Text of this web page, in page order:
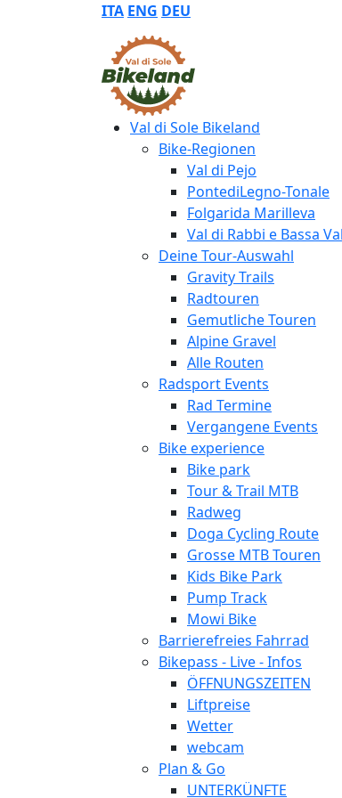
ITA ENG DEU
Val di Sole Bikeland
Bike-Regionen
Val di Pejo
PontediLegno-Tonale
Folgarida Marilleva
Val di Rabbi e Bassa
Deine Tour-Auswahl
Gravity Trails
Radtouren
Gemutliche Touren
Alpine Gravel
Alle Routen
Radsport Events
Rad Termine
Vergangene Events
Bike experience
Bike park
Tour & Trail MTB
Radweg
Doga Cycling Route
Grosse MTB Touren
Kids Bike Park
Pump Track
Mowi Bike
Barrierefreies Fahrrad
Bikepass - Live - Infos
ÖFFNUNGSZEITEN
Liftpreise
Wetter
webcam
Plan & Go
UNTERKÜNFTE